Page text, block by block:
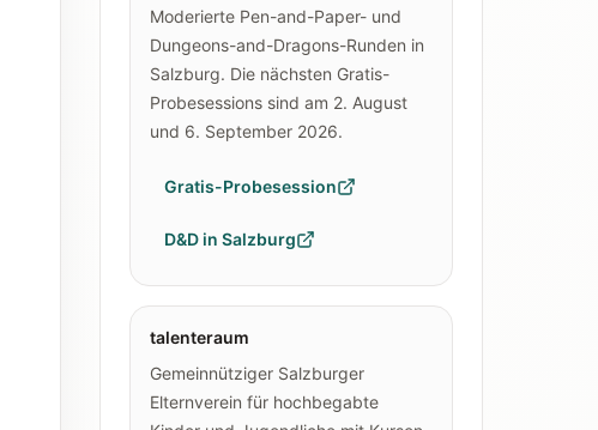
Moderierte Pen-and-Paper- und
Dungeons-and-Dragons-Runden in
Salzburg. Die nächsten Gratis-
Probesessions sind am 2. August
und 6. September 2026.
Gratis-Probesession
D&D in Salzburg
talenteraum
Gemeinnütziger Salzburger
Elternverein für hochbegabte